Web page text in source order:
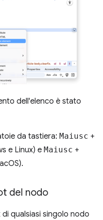
dell'elenco è stato
da tastiera: Maiusc +
e Linux) e Maiusc +
del nodo
qualsiasi singolo nodo